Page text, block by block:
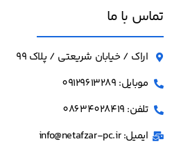
تماس با ما
اراک / خیابان شریعتی / پلاک 99
موبایل: 09129613289
تلفن: 08634028419
ایمیل: info@netafzar-pc.ir